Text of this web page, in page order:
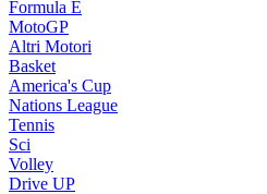
Formula E
MotoGP
Altri Motori
Basket
America's Cup
Nations League
Tennis
Sci
Volley
Drive UP